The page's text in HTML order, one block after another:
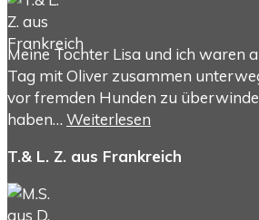
Meine Tochter Lisa und ich waren
Tag mit Oliver zusammen
vor fremden Hunden zu
haben… Weiterlesen
T.& L. Z. aus Frankreich